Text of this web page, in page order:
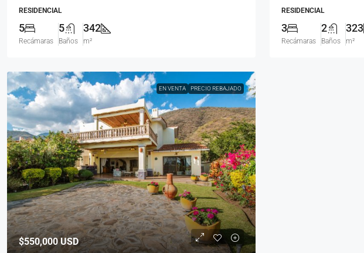
RESIDENCIAL
5
Recámaras
5
Baños
342
m²
RESIDENCIAL
3
Recámaras
2
Baños
323
m²
EN VENTA PRECIO REBAJADO
$550,000USD